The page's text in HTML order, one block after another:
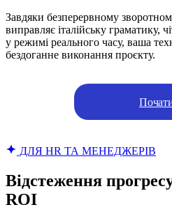
Завдяки безперервному
виправляє італійську граматику,
у режимі реального часу, ваша
бездоганне виконання проєкту.
ДЛЯ HR ТА МЕНЕДЖЕРІВ
Відстеження
ROI